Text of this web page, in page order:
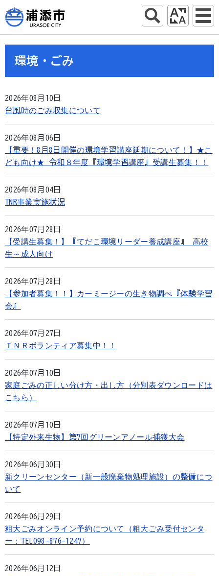
環境・ごみ
2026年08月10日
台風時のごみ収集について
2026年08月06日
【重要！8月8日開催の環境学習講座延期について！】★こ
ども向け★ 令和８年度『環境学習講座』受講生募集！！
2026年08月04日
TNR事業実施状況
2026年07月28日
【受講生募集！】『てだこ環境リーダー養成講座』 高校
生～成人向け
2026年07月28日
【参加者募集！！】カーミージーの生き物調べ『体験学習
会』
2026年07月27日
ＴＮＲボランティア募集中！！
2026年07月10日
家庭ごみの正しい分け方・出し方（分別表ダウンロードは
こちら）
2026年07月10日
【特定外来生物】第7回グリーンアノール捕獲大会
2026年06月30日
新クリーンセンター（新一般廃棄物処理施設）の整備につ
いて
2026年06月29日
粗大ごみオンライン予約について（粗大ごみ受付センタ
ー：TEL098-876-1247）
2026年06月12日